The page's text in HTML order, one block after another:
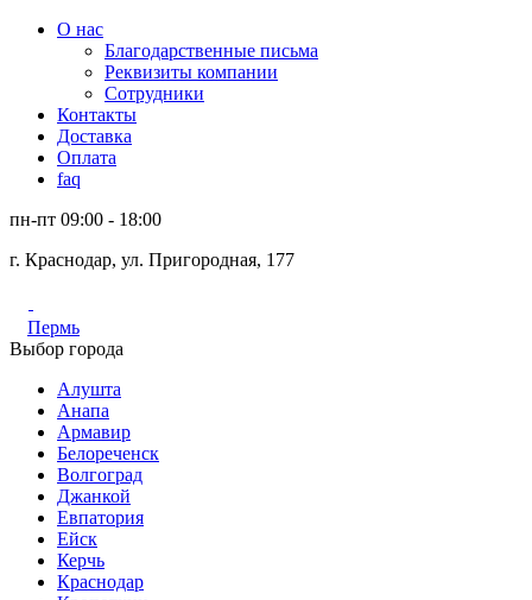
О нас
Благодарственные письма
Реквизиты компании
Сотрудники
Контакты
Доставка
Оплата
faq
пн-пт 09:00 - 18:00
г. Краснодар, ул. Пригородная, 177
Пермь
Выбор города
Алушта
Анапа
Армавир
Белореченск
Волгоград
Джанкой
Евпатория
Ейск
Керчь
Краснодар